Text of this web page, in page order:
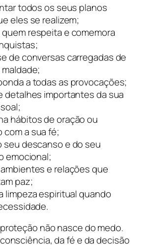
todos os seus planos
eles se realizem;
respeita e comemora
de conversas carregadas de
a todas as provocações;
detalhes importantes da sua
hábitos de oração ou
com a sua fé;
seu descanso e do seu
emocional;
e relações que
paz;
limpeza espiritual quando
não nasce do medo.
da fé e da decisão